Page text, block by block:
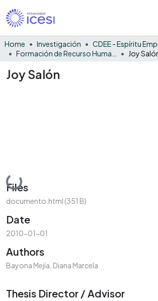
Home Investigación
CDEE - Espíritu
Joy
Joy Salón
Loading...
Files
documento.html (351 B)
Date
2010-01-01
Authors
Bayona Mejía, Diana Marcela
Thesis Director / Advisor